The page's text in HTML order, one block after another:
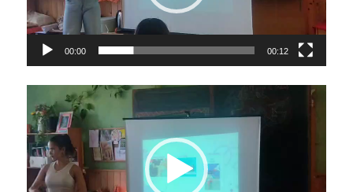
00:00 00:12
Player